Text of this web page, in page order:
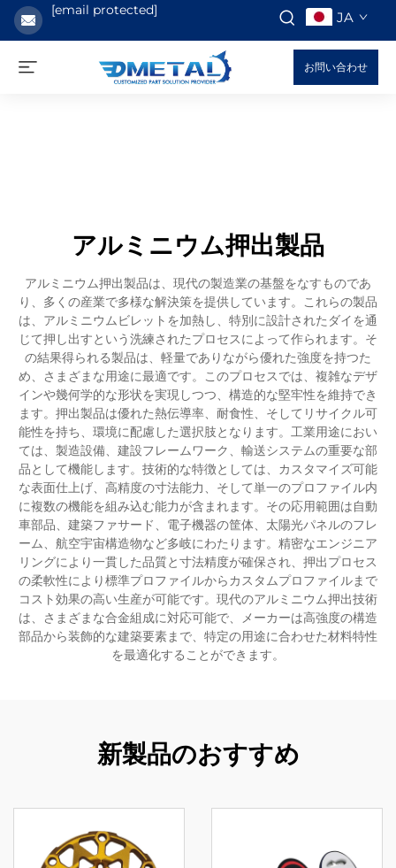
[email protected] JA
お問い合わせ
アルミニウム押出製品
アルミニウム押出製品は、現代の製造業の基盤をなすものであ
り、多くの産業で多様な解決策を提供しています。これらの製品
は、アルミニウムビレットを加熱し、特別に設計されたダイを通
じて押し出すという洗練されたプロセスによって作られます。そ
の結果得られる製品は、軽量でありながら優れた強度を持つた
め、さまざまな用途に最適です。このプロセスでは、複雑なデザ
インや幾何学的な形状を実現しつつ、構造的な堅牢性を維持でき
ます。押出製品は優れた熱伝導率、耐食性、そしてリサイクル可
能性を持ち、環境に配慮した選択肢となります。工業用途におい
ては、製造設備、建設フレームワーク、輸送システムの重要な部
品として機能します。技術的な特徴としては、カスタマイズ可能
な表面仕上げ、高精度の寸法能力、そして単一のプロファイル内
に複数の機能を組み込む能力が含まれます。その応用範囲は自動
車部品、建築ファサード、電子機器の筐体、太陽光パネルのフレ
ーム、航空宇宙構造物など多岐にわたります。精密なエンジニア
リングにより一貫した品質と寸法精度が確保され、押出プロセス
の柔軟性により標準プロファイルからカスタムプロファイルまで
コスト効果の高い生産が可能です。現代のアルミニウム押出技術
は、さまざまな合金組成に対応可能で、メーカーは高強度の構造
部品から装飾的な建築要素まで、特定の用途に合わせた材料特性
を最適化することができます。
新製品のおすすめ